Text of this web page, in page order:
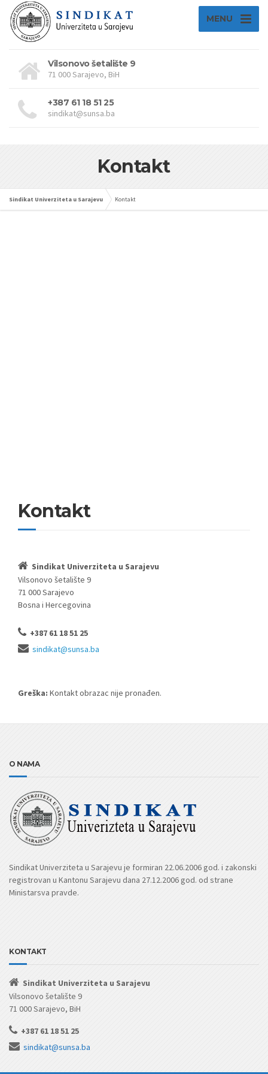
MENU
Vilsonovo šetalište 9
71 000 Sarajevo, BiH
+387 61 18 51 25
sindikat@sunsa.ba
Kontakt
Sindikat Univerziteta u Sarajevu Kontakt
Kontakt
Sindikat Univerziteta u Sarajevu
Vilsonovo šetalište 9
71 000 Sarajevo
Bosna i Hercegovina
+387 61 18 51 25
sindikat@sunsa.ba
Greška: Kontakt obrazac nije pronađen.
O NAMA
Sindikat Univerziteta u Sarajevu je formiran 22.06.2006 god. i zakonski
registrovan u Kantonu Sarajevu dana 27.12.2006 god. od strane
Ministarsva pravde.
KONTAKT
Sindikat Univerziteta u Sarajevu
Vilsonovo šetalište 9
71 000 Sarajevo, BiH
+387 61 18 51 25
sindikat@sunsa.ba